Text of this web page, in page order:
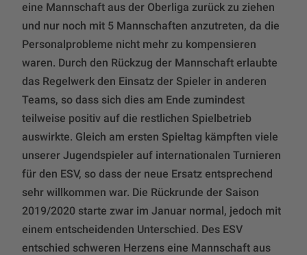
eine Mannschaft aus der Oberliga zurück zu ziehen
und nur noch mit 5 Mannschaften anzutreten, da die
Personalprobleme nicht mehr zu kompensieren
waren. Durch den Rückzug der Mannschaft erlaubte
das Regelwerk den Einsatz der Spieler in anderen
Teams, so dass sich dies am Ende zumindest
teilweise positiv auf die restlichen Spielbetrieb
auswirkte. Gleich am ersten Spieltag kämpften viele
unserer Jugendspieler auf internationalen Turnieren
für den ESV, so dass der neue Ersatz entsprechend
sehr willkommen war. Die Rückrunde der Saison
2019/2020 starte zwar im Januar normal, jedoch mit
einem entscheidenden Unterschied. Des ESV
entschied schweren Herzens eine Mannschaft aus